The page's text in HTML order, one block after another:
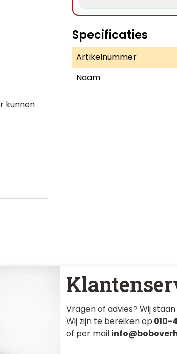
kunnen
Specificaties
Artikelnummer
Naam
Vragen of advies? Wij
Wij zijn te bereiken op 010-
of per mail